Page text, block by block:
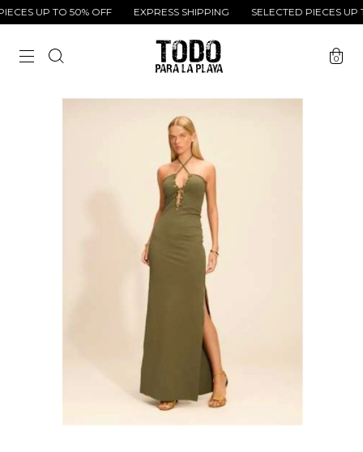
UP TO 50% OFF EXPRESS SHIPPING SELECTED PIECES UP
0